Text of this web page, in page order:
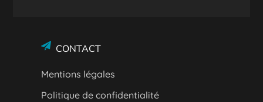
CONTACT
Mentions légales
Politique de confidentialité